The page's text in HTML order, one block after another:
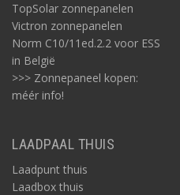
TopSolar zonnepanelen
Victron zonnepanelen
Norm C10/11ed.2.2 voor ESS
in België
>>> Zonnepaneel kopen:
méér info!
LAADPAAL THUIS
Laadpunt thuis
Laadbox thuis